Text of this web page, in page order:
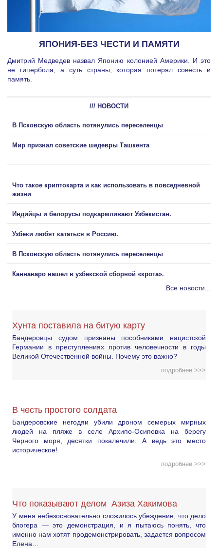
ЯПОНИЯ-БЕЗ ЧЕСТИ И ПАМЯТИ
Дмитрий Медведев назвал Японию колонией Америки. И это
не гипербола, а суть страны, которая потерял совесть и
память.
/// НОВОСТИ
В Псковскую область потянулись переселенцы
Мир признал советские шедевры Ташкента
Что такое криптокарта и как использовать в повседневной
жизни
Индийцы и белорусы подкармливают Узбекистан.
Узбеки любят кататься в Россию.
В Псковскую область потянулись переселенцы
Каннаваро нашел в узбекской сборной «крота».
Все новости...
Хунта поставила на битую карту
Бандеровцы судом признаны пособниками нацистской
Германии в преступлениях против человечности в годы
Великой Отечественной войны. Почему это важно?
подробнее >>>
В честь простого солдата
Бандеровские негодяи убили дроном семерых мирных
людей на пляже в селе Архипо-Осиповка на берегу
Черного моря, десятки покалечили. А ведь это место
историческое!
подробнее >>>
Что показывают делом Азиза Хакимова
У меня небезосновательно сложилось убеждение, что дело
блогера — это демонстрация, и я пытаюсь понять, что
именно нам хотят продемонстрировать, задается вопросом
Елена…